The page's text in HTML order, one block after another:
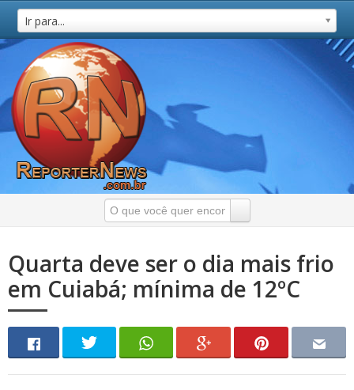
Ir para...
Quarta deve ser o dia mais frio
em Cuiabá; mínima de 12ºC